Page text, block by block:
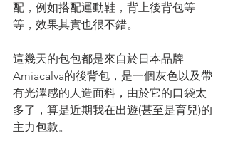
配，例如搭配運動鞋，背上後背包等
等，效果其實也很不錯。
這幾天的包包都是來自於日本品牌
Amiacalva的後背包，是一個灰色以及帶
有光澤感的人造面料，由於它的口袋太
多了，算是近期我在出遊(甚至是育兒)的
主力包款。